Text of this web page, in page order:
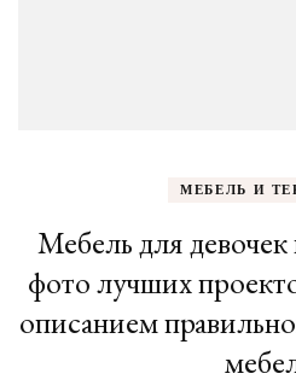
МЕБЕЛЬ И
Мебель для
фото лучших
описанием